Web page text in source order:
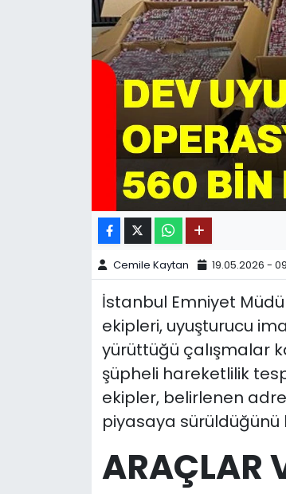
Cemile Kaytan 19.05.2026 -
İstanbul Emniyet
ekipleri, uyuşturucu
yürüttüğü çalışmalar
şüpheli hareketlilik
ekipler, belirlenen
piyasaya sürüldüğünü
ARAÇLAR
11:11 MANŞET